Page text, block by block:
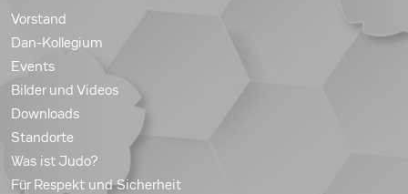
Vorstand
Dan-Kollegium
Events
Bilder und Videos
Downloads
Standorte
Was ist Judo?
Für Respekt und Sicherheit